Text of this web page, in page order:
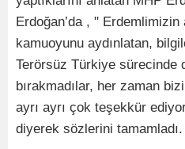
Erdoğan’da , "
kamuoyunu aydınlatan,
Terörsüz Türkiye sürecinde
bırakmadılar, her zaman
ayrı ayrı çok teşekkür
diyerek sözlerini tamamladı.